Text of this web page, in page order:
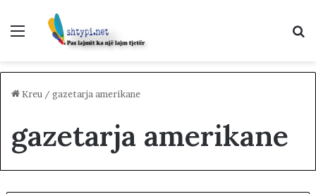
Menu
Kreu / gazetarja amerikane
gazetarja amerikane